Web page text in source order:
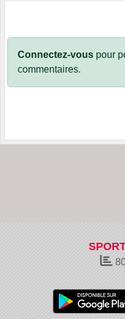
Connectez-vous pour
commentaires.